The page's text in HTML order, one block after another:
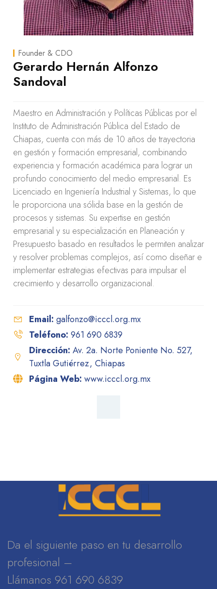
Founder & CDO
Gerardo Hernán Alfonzo
Sandoval
Maestro en Administración y Políticas Públicas por el
Instituto de Administración Pública del Estado de
Chiapas, cuenta con más de 10 años de trayectoria
en gestión y formación empresarial, combinando
experiencia y formación académica para lograr un
profundo conocimiento del medio empresarial. Es
Licenciado en Ingeniería Industrial y Sistemas, lo que
le proporciona una sólida base en la gestión de
procesos y sistemas. Su expertise en gestión
empresarial y su especialización en Planeación y
Presupuesto basado en resultados le permiten analizar
y resolver problemas complejos, así como diseñar e
implementar estrategias efectivas para impulsar el
crecimiento y desarrollo organizacional.
Email: galfonzo@icccl.org.mx
Teléfono: 961 690 6839
Dirección: Av. 2a. Norte Poniente No. 527,
Tuxtla Gutiérrez, Chiapas
Página Web: www.icccl.org.mx
Da el siguiente paso en tu desarrollo
profesional –
Llámanos 961 690 6839